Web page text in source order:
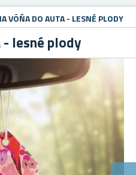
VÔŇA DO AUTA - LESNÉ PLODY
lesné plody